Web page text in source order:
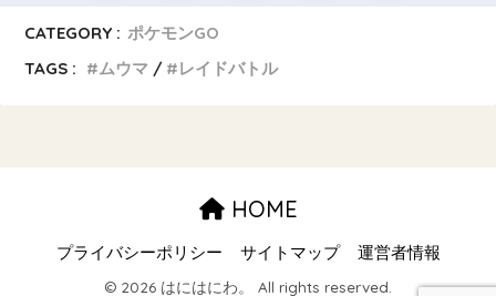
CATEGORY : ポケモンGO
TAGS :
ムウマ レイドバトル
HOME
プライバシーポリシー サイトマップ 運営者情報
© 2026 はにはにわ。 All rights reserved.